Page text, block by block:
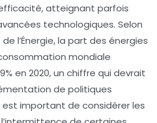
atteignant parfois
technologiques. Selon
l’Énergie, la part des énergies
mondiale
en 2020, un chiffre qui devrait
de politiques
est important de considérer les